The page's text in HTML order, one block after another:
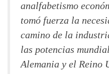
analfabetismo
tomó fuerza la
camino de la
las potencias
Alemania y el Reino